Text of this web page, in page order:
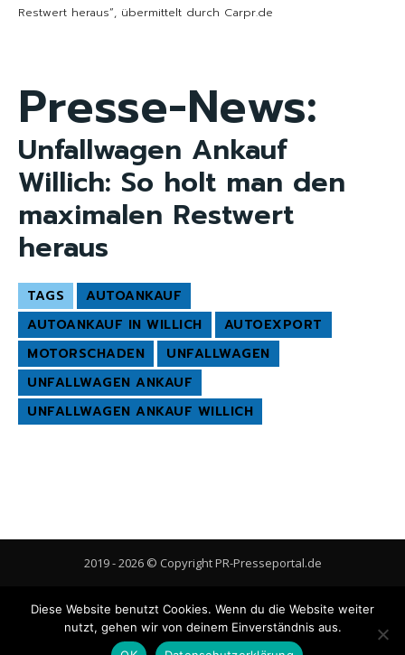
Restwert heraus“, übermittelt durch Carpr.de
Presse-News:
Unfallwagen Ankauf
Willich: So holt man den
maximalen Restwert
heraus
TAGS
AUTOANKAUF
AUTOANKAUF IN WILLICH
AUTOEXPORT
MOTORSCHADEN
UNFALLWAGEN
UNFALLWAGEN ANKAUF
UNFALLWAGEN ANKAUF WILLICH
2019 - 2026 © Copyright PR-Presseportal.de
Gastbeitrag veröffentlichen Cookie-Richtlinie (EU)
Diese Website benutzt Cookies. Wenn du die Website weiter
nutzt, gehen wir von deinem Einverständnis aus.